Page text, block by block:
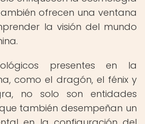
ofrecen una ventana
la visión del mundo
presentes en la
como el dragón, el fénix y
no solo son entidades
también desempeñan un